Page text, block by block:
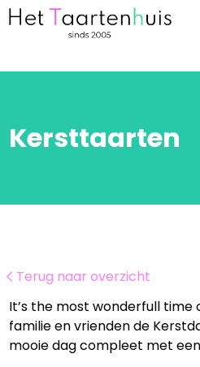
Over
Kersttaarten
Terug naar overzicht
It’s the most wonderfull
familie en vrienden de
mooie dag compleet met